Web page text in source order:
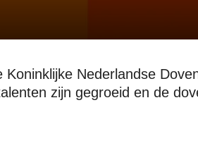
Nederlandse
zijn gegroeid en de